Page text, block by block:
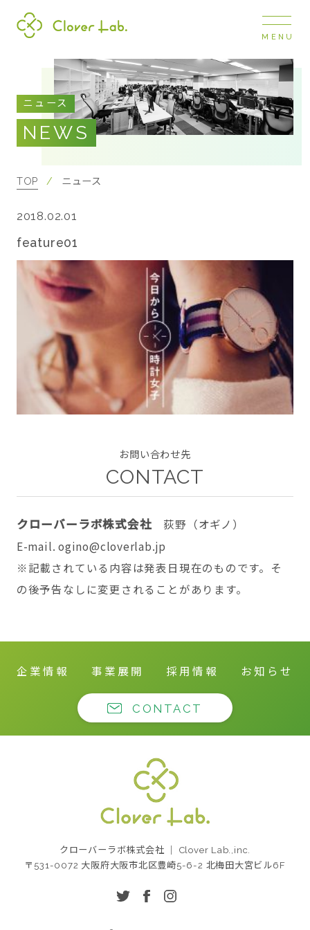
COMPANY
企業情報
ナビ
事業展開
RECRUIT
採用情報
NEWS
お知らせ
CONTACT
twitter facebook instagram
MENU
ニュース
NEWS
TOP ニュース
feature01
2018.02.01
お問い合わせ先
CONTACT
クローバーラボ株式会社 荻野（オギノ）
E-mail. ogino@cloverlab.jp
※記載されている内容は発表日現在のものです。そ
の後予告なしに変更されることがあります。
企業情報 事業展開 採用情報 お知らせ
CONTACT
会社
クローバーラボ株式会社 ｜ Clover Lab.,inc.
〒531-0072 大阪府大阪市北区豊崎5-6-2 北梅田大宮ビル6F